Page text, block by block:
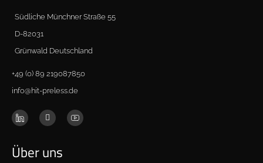
Südliche Münchner Straße 55
D-82031
Grünwald Deutschland
+49 (0) 89 219087850
info@hit-preless.de
Über uns